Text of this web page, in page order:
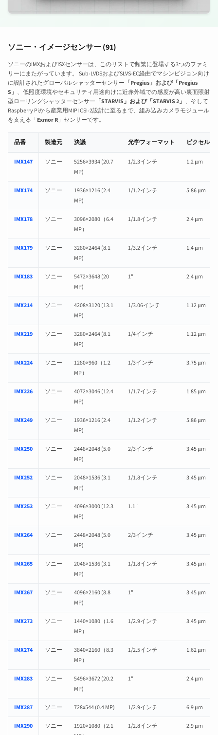
ソニー・イメージセンサー (91)
ソニーのIMXおよびISXセンサーは、このリストで頻繁に登場する3つのファミ
リーにまたがっています。 Sub-LVDSおよびSLVS-EC経由でマシンビジョン向け
に設計されたグローバルシャッターセンサー 「Pregius」および「Pregius
S」 、低照度環境やセキュリティ用途向けに近赤外域での感度が高い裏面照射
型ローリングシャッターセンサー 「STARVIS」および「STARVIS 2」 、そして
Raspberry Piから産業用MIPI CSI-2設計に至るまで、組み込みカメラモジュール
を支える「Exmor R」センサーです。
ソニーのCMOSイメージセンサー：仕様およびレンズ互換性ページへのリンク
品番 製造元 決議 光学フォーマット ピクセルサ
IMX147 ソニー
5256×3934 (20.7
MP)
1/2.3インチ 1.2 µm
IMX174 ソニー
1936×1216 (2.4
MP)
1/1.2インチ 5.86 µm
IMX178 ソニー
3096×2080（6.4
MP）
1/1.8インチ 2.4 µm
IMX179 ソニー
3280×2464 (8.1
MP)
1/3.2インチ 1.4 µm
IMX183 ソニー
5472×3648 (20
MP)
1" 2.4 µm
IMX214 ソニー
4208×3120 (13.1
MP)
1/3.06インチ 1.12 µm
IMX219 ソニー
3280×2464 (8.1
MP)
1/4インチ 1.12 µm
IMX224 ソニー
1280×960（1.2
MP）
1/3インチ 3.75 µm
IMX226 ソニー
4072×3046 (12.4
MP)
1/1.7インチ 1.85 µm
IMX249 ソニー
1936×1216 (2.4
MP)
1/1.2インチ 5.86 µm
IMX250 ソニー
2448×2048 (5.0
MP)
2/3インチ 3.45 µm
IMX252 ソニー
2048×1536 (3.1
MP)
1/1.8インチ 3.45 µm
IMX253 ソニー
4096×3000 (12.3
MP)
1.1" 3.45 µm
IMX264 ソニー
2448×2048 (5.0
MP)
2/3インチ 3.45 µm
IMX265 ソニー
2048×1536 (3.1
MP)
1/1.8インチ 3.45 µm
IMX267 ソニー
4096×2160 (8.8
MP)
1" 3.45 µm
IMX273 ソニー
1440×1080（1.6
MP）
1/2.9インチ 3.45 µm
IMX274 ソニー
3840×2160（8.3
MP）
1/2.5インチ 1.62 µm
IMX283 ソニー
5496×3672 (20.2
MP)
1" 2.4 µm
IMX287 ソニー 728x544 (0.4 MP) 1/2.9インチ 6.9 µm
IMX290 ソニー
1920×1080（2.1
1/2.8インチ 2.9 µm